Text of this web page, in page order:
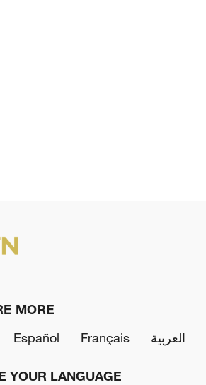
MORE
Español Français العربية
YOUR LANGUAGE